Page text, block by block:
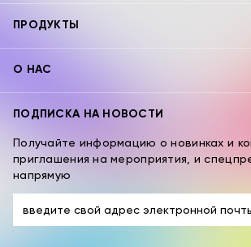
ПРОДУКТЫ
О НАС
ПОДПИСКА НА НОВОСТИ
Получайте информацию о новинках и
приглашения на мероприятия, и
напрямую